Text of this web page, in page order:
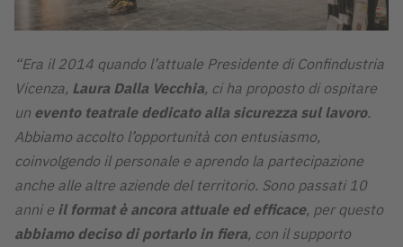
“Era il 2014 quando l’attuale Presidente di Confindustria
Vicenza, Laura Dalla Vecchia, ci ha proposto di ospitare
un evento teatrale dedicato alla sicurezza sul lavoro.
Abbiamo accolto l’opportunità con entusiasmo,
coinvolgendo il personale e aprendo la partecipazione
anche alle altre aziende del territorio. Sono passati 10
anni e il format è ancora attuale ed efficace, per questo
abbiamo deciso di portarlo in fiera, con il supporto